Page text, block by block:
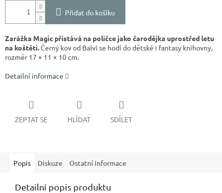
Přidat do košíku
Zarážka Magic přistává na poličce jako čarodějka uprostřed letu
na koštěti.Černý kov od Balvi se hodí do dětské i fantasy knihovny,
rozměr 17 × 11 × 10 cm.
Detailní informace
ZEPTAT SE HLÍDAT SDÍLET
Popis Diskuze Ostatní informace
Detailní popis produktu